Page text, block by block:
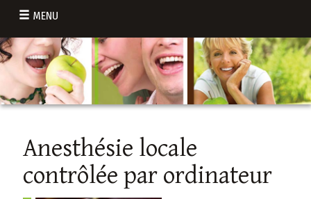
MENU
Anesthésie locale
contrôlée par ordinateur